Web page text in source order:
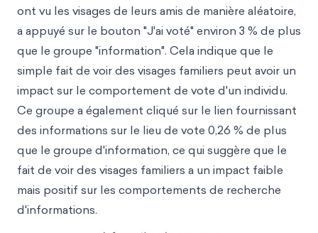
ont vu les visages de leurs amis de manière aléatoire,
a appuyé sur le bouton "J'ai voté" environ 3 % de plus
que le groupe "information". Cela indique que le
simple fait de voir des visages familiers peut avoir un
impact sur le comportement de vote d'un individu.
Ce groupe a également cliqué sur le lien fournissant
des informations sur le lieu de vote 0,26 % de plus
que le groupe d'information, ce qui suggère que le
fait de voir des visages familiers a un impact faible
mais positif sur les comportements de recherche
d'informations.